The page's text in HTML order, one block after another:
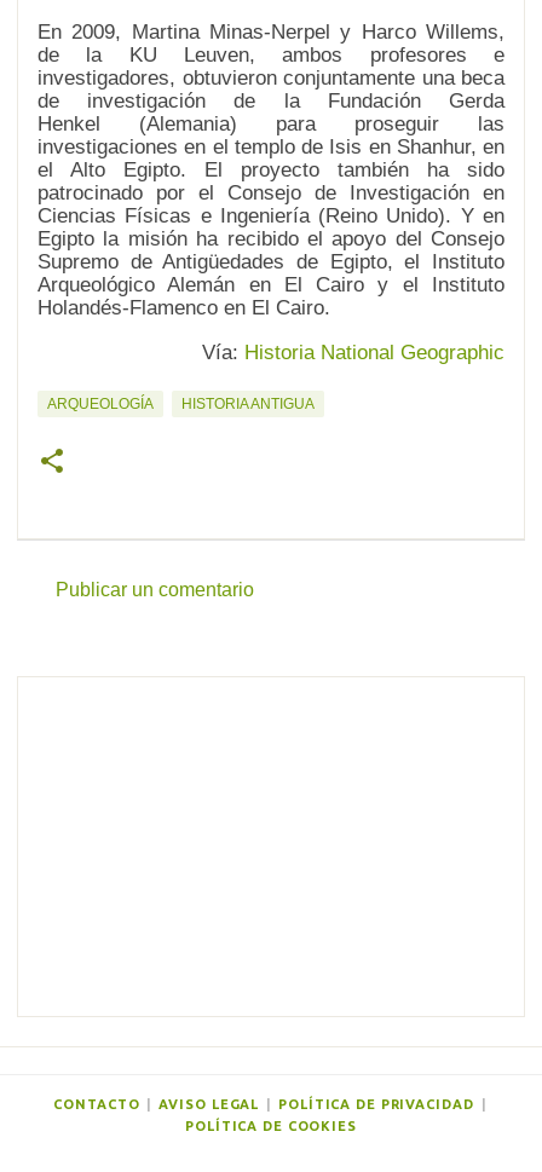
En 2009, Martina Minas-Nerpel y Harco Willems,
de la KU Leuven, ambos profesores e
investigadores, obtuvieron conjuntamente una beca
de investigación de la Fundación Gerda
Henkel (Alemania) para proseguir las
investigaciones en el templo de Isis en Shanhur, en
el Alto Egipto. El proyecto también ha sido
patrocinado por el Consejo de Investigación en
Ciencias Físicas e Ingeniería (Reino Unido). Y en
Egipto la misión ha recibido el apoyo del Consejo
Supremo de Antigüedades de Egipto, el Instituto
Arqueológico Alemán en El Cairo y el Instituto
Holandés-Flamenco en El Cairo.
Vía: Historia National Geographic
ARQUEOLOGÍA HISTORIA ANTIGUA
Publicar un comentario
CONTACTO AVISO LEGAL POLÍTICA DE PRIVACIDAD
POLÍTICA DE COOKIES